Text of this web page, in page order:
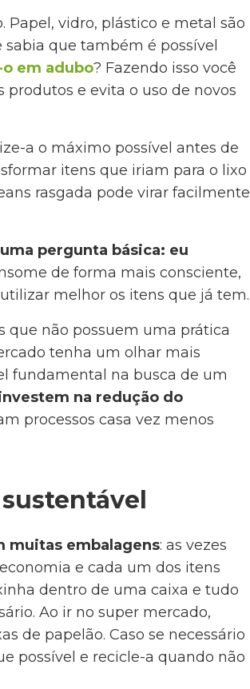
Papel, vidro, plástico e metal são
que também é possível
em adubo? Fazendo isso você
e evita o uso de novos
a o máximo possível antes de
itens que iriam para o lixo
rasgada pode virar facilmente
pergunta básica: eu
de forma mais consciente,
melhor os itens que já tem.
que não possuem uma prática
tenha um olhar mais
fundamental na busca de um
na redução do
processos casa vez menos
muitas embalagens: as vezes
e cada um dos itens
dentro de uma caixa e tudo
Ao ir no super mercado,
de papelão. Caso se necessário
possível e recicle-a quando não